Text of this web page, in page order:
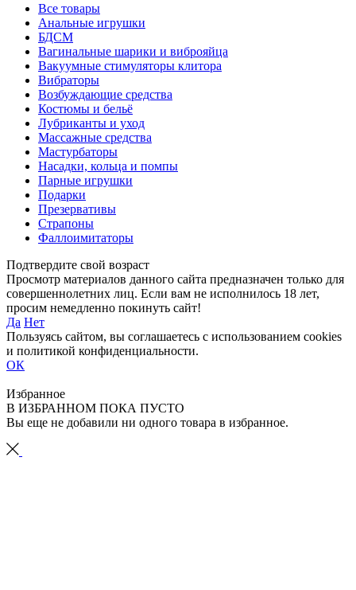
Все товары
Анальные игрушки
БДСМ
Вагинальные шарики и виброяйца
Вакуумные стимуляторы клитора
Вибраторы
Возбуждающие средства
Костюмы и бельё
Лубриканты и уход
Массажные средства
Мастурбаторы
Насадки, кольца и помпы
Парные игрушки
Подарки
Презервативы
Страпоны
Фаллоимитаторы
Подтвердите свой возраст
Просмотр материалов данного сайта предназначен только для
совершеннолетних лиц. Если вам не исполнилось 18 лет,
просим немедленно покинуть сайт!
Да Нет
Пользуясь сайтом, вы соглашаетесь с использованием cookies
и политикой конфиденциальности.
ОК
Избранное
В ИЗБРАННОМ ПОКА ПУСТО
Вы еще не добавили ни одного товара в избранное.